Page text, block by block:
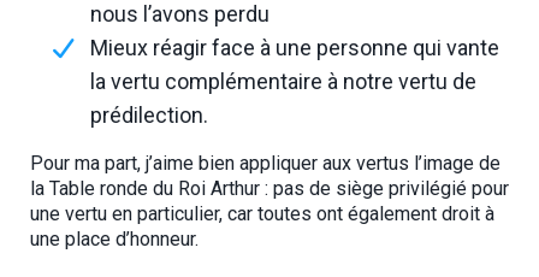
nous l’avons perdu
Mieux réagir face à une personne qui vante
la vertu complémentaire à notre vertu de
prédilection.
Pour ma part, j’aime bien appliquer aux vertus l’image de
la Table ronde du Roi Arthur : pas de siège privilégié pour
une vertu en particulier, car toutes ont également droit à
une place d’honneur.